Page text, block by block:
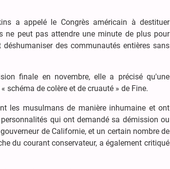
a appelé le Congrès américain à destituer
ne peut pas attendre une minute de plus pour
des communautés entières sans
finale en novembre, elle a précisé qu'une
schéma de colère et de cruauté » de Fine.
les musulmans de manière inhumaine et ont
qui ont demandé sa démission ou
de Californie, et un certain nombre de
du courant conservateur, a également critiqué